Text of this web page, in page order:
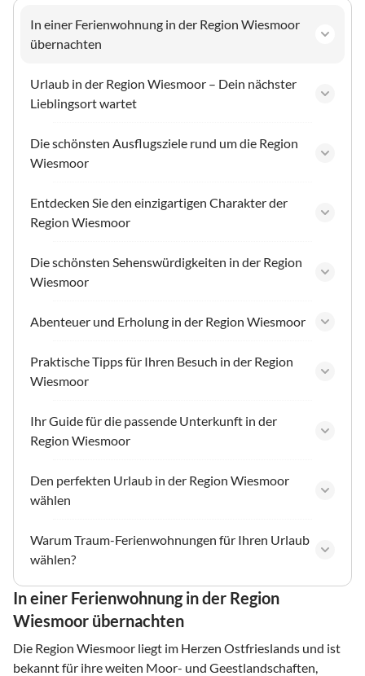
In einer Ferienwohnung in der Region Wiesmoor
übernachten
Urlaub in der Region Wiesmoor – Dein nächster
Lieblingsort wartet
Die schönsten Ausflugsziele rund um die Region
Wiesmoor
Entdecken Sie den einzigartigen Charakter der
Region Wiesmoor
Die schönsten Sehenswürdigkeiten in der Region
Wiesmoor
Abenteuer und Erholung in der Region Wiesmoor
Praktische Tipps für Ihren Besuch in der Region
Wiesmoor
Ihr Guide für die passende Unterkunft in der
Region Wiesmoor
Den perfekten Urlaub in der Region Wiesmoor
wählen
Warum Traum-Ferienwohnungen für Ihren Urlaub
wählen?
In einer Ferienwohnung in der Region
Wiesmoor übernachten
Die Region Wiesmoor liegt im Herzen Ostfrieslands und ist
bekannt für ihre weiten Moor- und Geestlandschaften,